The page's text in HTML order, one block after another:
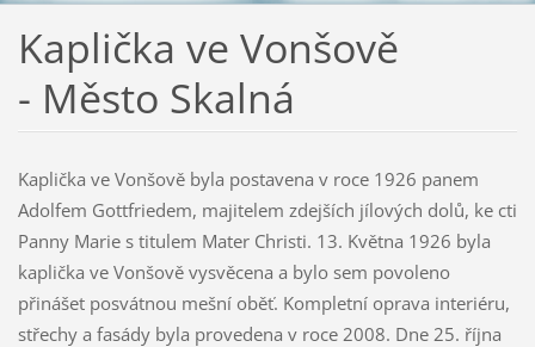
Kaplička ve Vonšově
- Město Skalná
Kaplička ve Vonšově byla postavena v roce 1926 panem
Adolfem Gottfriedem, majitelem zdejších jílových dolů, ke cti
Panny Marie s titulem Mater Christi. 13. Května 1926 byla
kaplička ve Vonšově vysvěcena a bylo sem povoleno
přinášet posvátnou mešní oběť. Kompletní oprava interiéru,
střechy a fasády byla provedena v roce 2008. Dne 25. října